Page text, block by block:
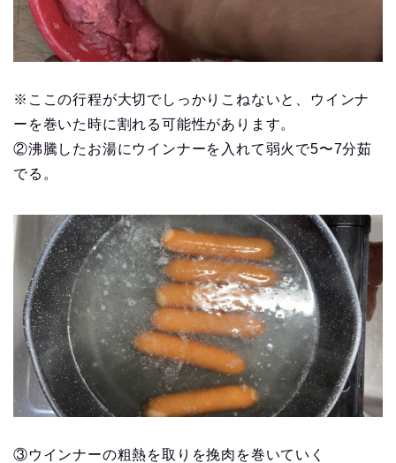
※ここの行程が大切でしっかりこねないと、ウインナ
ーを巻いた時に割れる可能性があります。
②沸騰したお湯にウインナーを入れて弱火で5〜7分茹
でる。
③ウインナーの粗熱を取りを挽肉を巻いていく